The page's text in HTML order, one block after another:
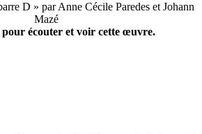
D » par Anne Cécile Paredes et Johann
Mazé
pour écouter et voir cette œuvre.